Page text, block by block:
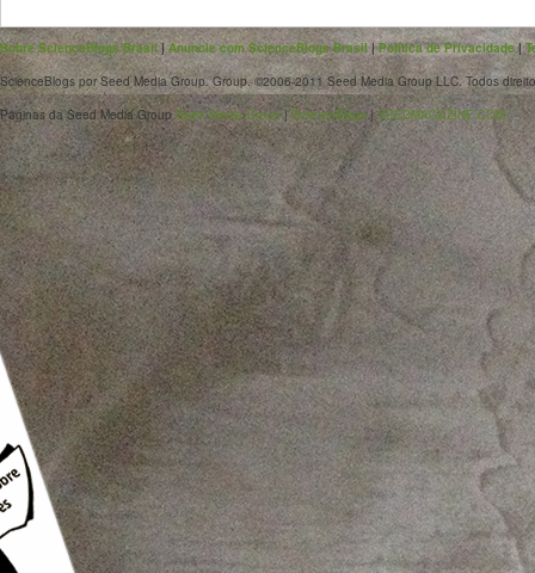
Sobre ScienceBlogs Brasil|Anuncie com ScienceBlogs Brasil|Política de Privacidade|
ScienceBlogs por Seed Media Group. Group. ©2006-2011 Seed Media Group LLC. Todos
Páginas da Seed Media GroupSeed Media Group|ScienceBlogs|SEEDMAGAZINE.COM